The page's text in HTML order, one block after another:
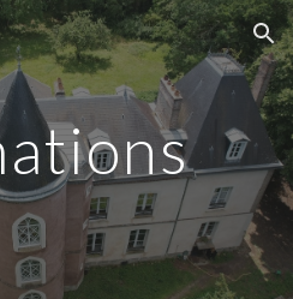
Skip to navigation